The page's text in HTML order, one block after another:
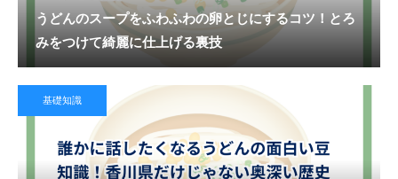
うどんのスープをふわふわの卵とじにするコツ！とろ
みをつけて綺麗に仕上げる裏技
基礎知識